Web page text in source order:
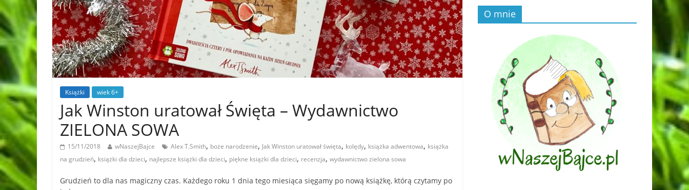
Książki wiek 6+
Jak Winston uratował Święta – Wydawnictwo
ZIELONA SOWA
15/11/2018 wNaszejBajce Alex T.Smith, boże narodzenie, Jak Winston uratował święta, kolędy, książka adwentowa, książka
na grudzień, książki dla dzieci, najlepsze książki dla dzieci, piękne książki dla dzieci, recenzja, wydawnictwo zielona sowa
Grudzień to dla nas magiczny czas. Każdego roku 1 dnia tego miesiąca sięgamy po nową książkę, którą czytamy po
O mnie